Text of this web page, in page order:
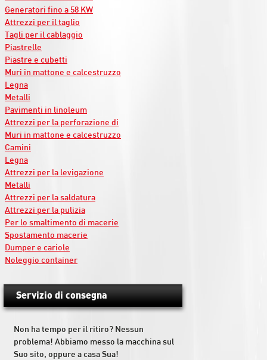
Generatori fino a 58 KW
Attrezzi per il taglio
Tagli per il cablaggio
Piastrelle
Piastre e cubetti
Muri in mattone e calcestruzzo
Legna
Metalli
Pavimenti in linoleum
Attrezzi per la perforazione di
Muri in mattone e calcestruzzo
Camini
Legna
Attrezzi per la levigazione
Metalli
Attrezzi per la saldatura
Attrezzi per la pulizia
Per lo smaltimento di macerie
Spostamento macerie
Dumper e cariole
Noleggio container
Servizio di consegna
Non ha tempo per il ritiro? Nessun
problema! Abbiamo messo la macchina sul
Suo sito, oppure a casa Sua!